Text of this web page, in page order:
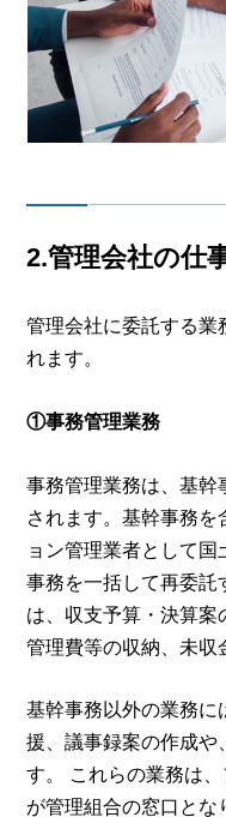
2.管理会社の仕
管理会社に委託する業
れます。
①事務管理業務
事務管理業務は、基幹
されます。基幹事務
ョン管理業者として
事務を一括して再委託
は、収支予算・決算案
管理費等の収納、未収
基幹事務以外の業務に
援、議事録案の作成や
す。 これらの業務は
が管理組合の窓口とな